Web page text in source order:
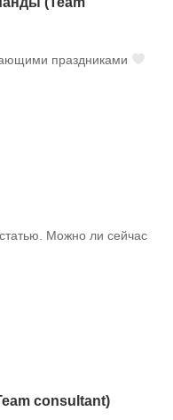
праздниками
Можно ли сейчас
consultant)